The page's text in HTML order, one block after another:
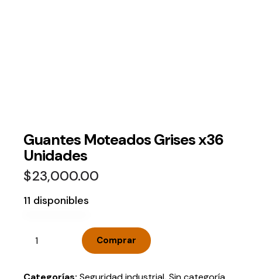
Guantes Moteados Grises x36
Unidades
$23,000.00
11 disponibles
Comprar